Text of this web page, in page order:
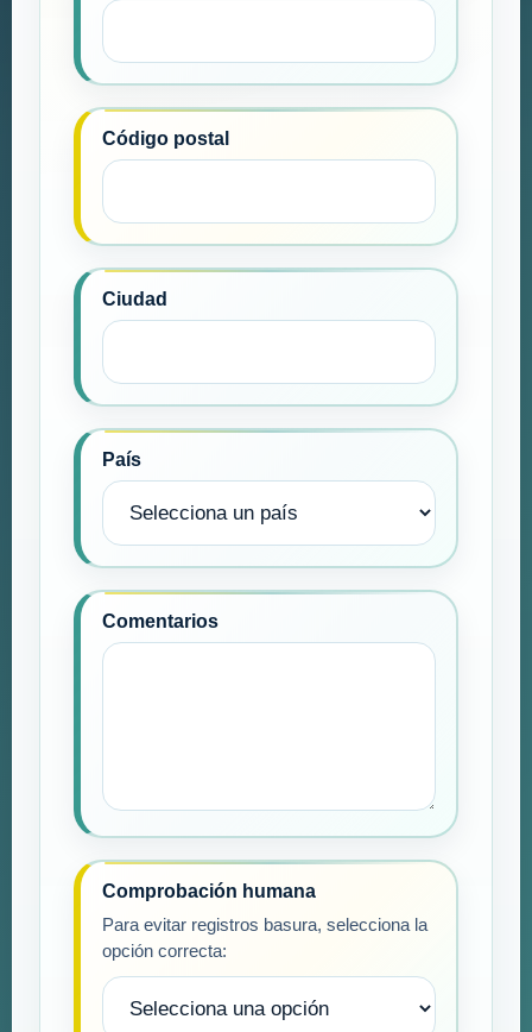
Código postal
Ciudad
País
Comentarios
Comprobación humana
Para evitar registros basura, selecciona la
opción correcta: